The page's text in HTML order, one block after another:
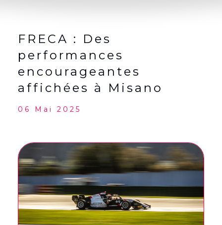
English(Anglais) Français
FRECA : Des
performances
encourageantes
affichées à Misano
06 Mai 2025